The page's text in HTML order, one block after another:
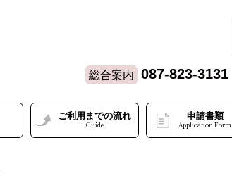
総合案内 087-823-3131
ご利用までの流れ
Guide
申請書類
Application Form